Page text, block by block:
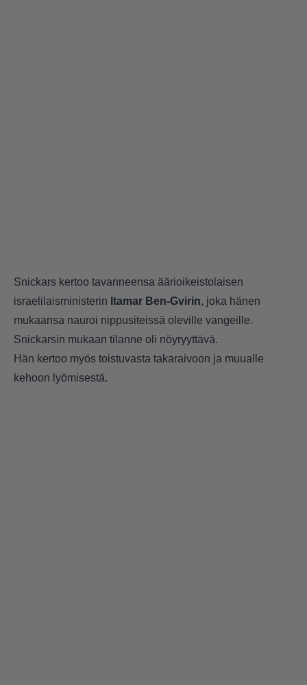
Snickars kertoo tavanneensa äärioikeistolaisen
israelilaisministerin Itamar Ben-Gvirin, joka hänen
mukaansa nauroi nippusiteissä oleville vangeille.
Snickarsin mukaan tilanne oli nöyryyttävä.
Hän kertoo myös toistuvasta takaraivoon ja muualle
kehoon lyömisestä.